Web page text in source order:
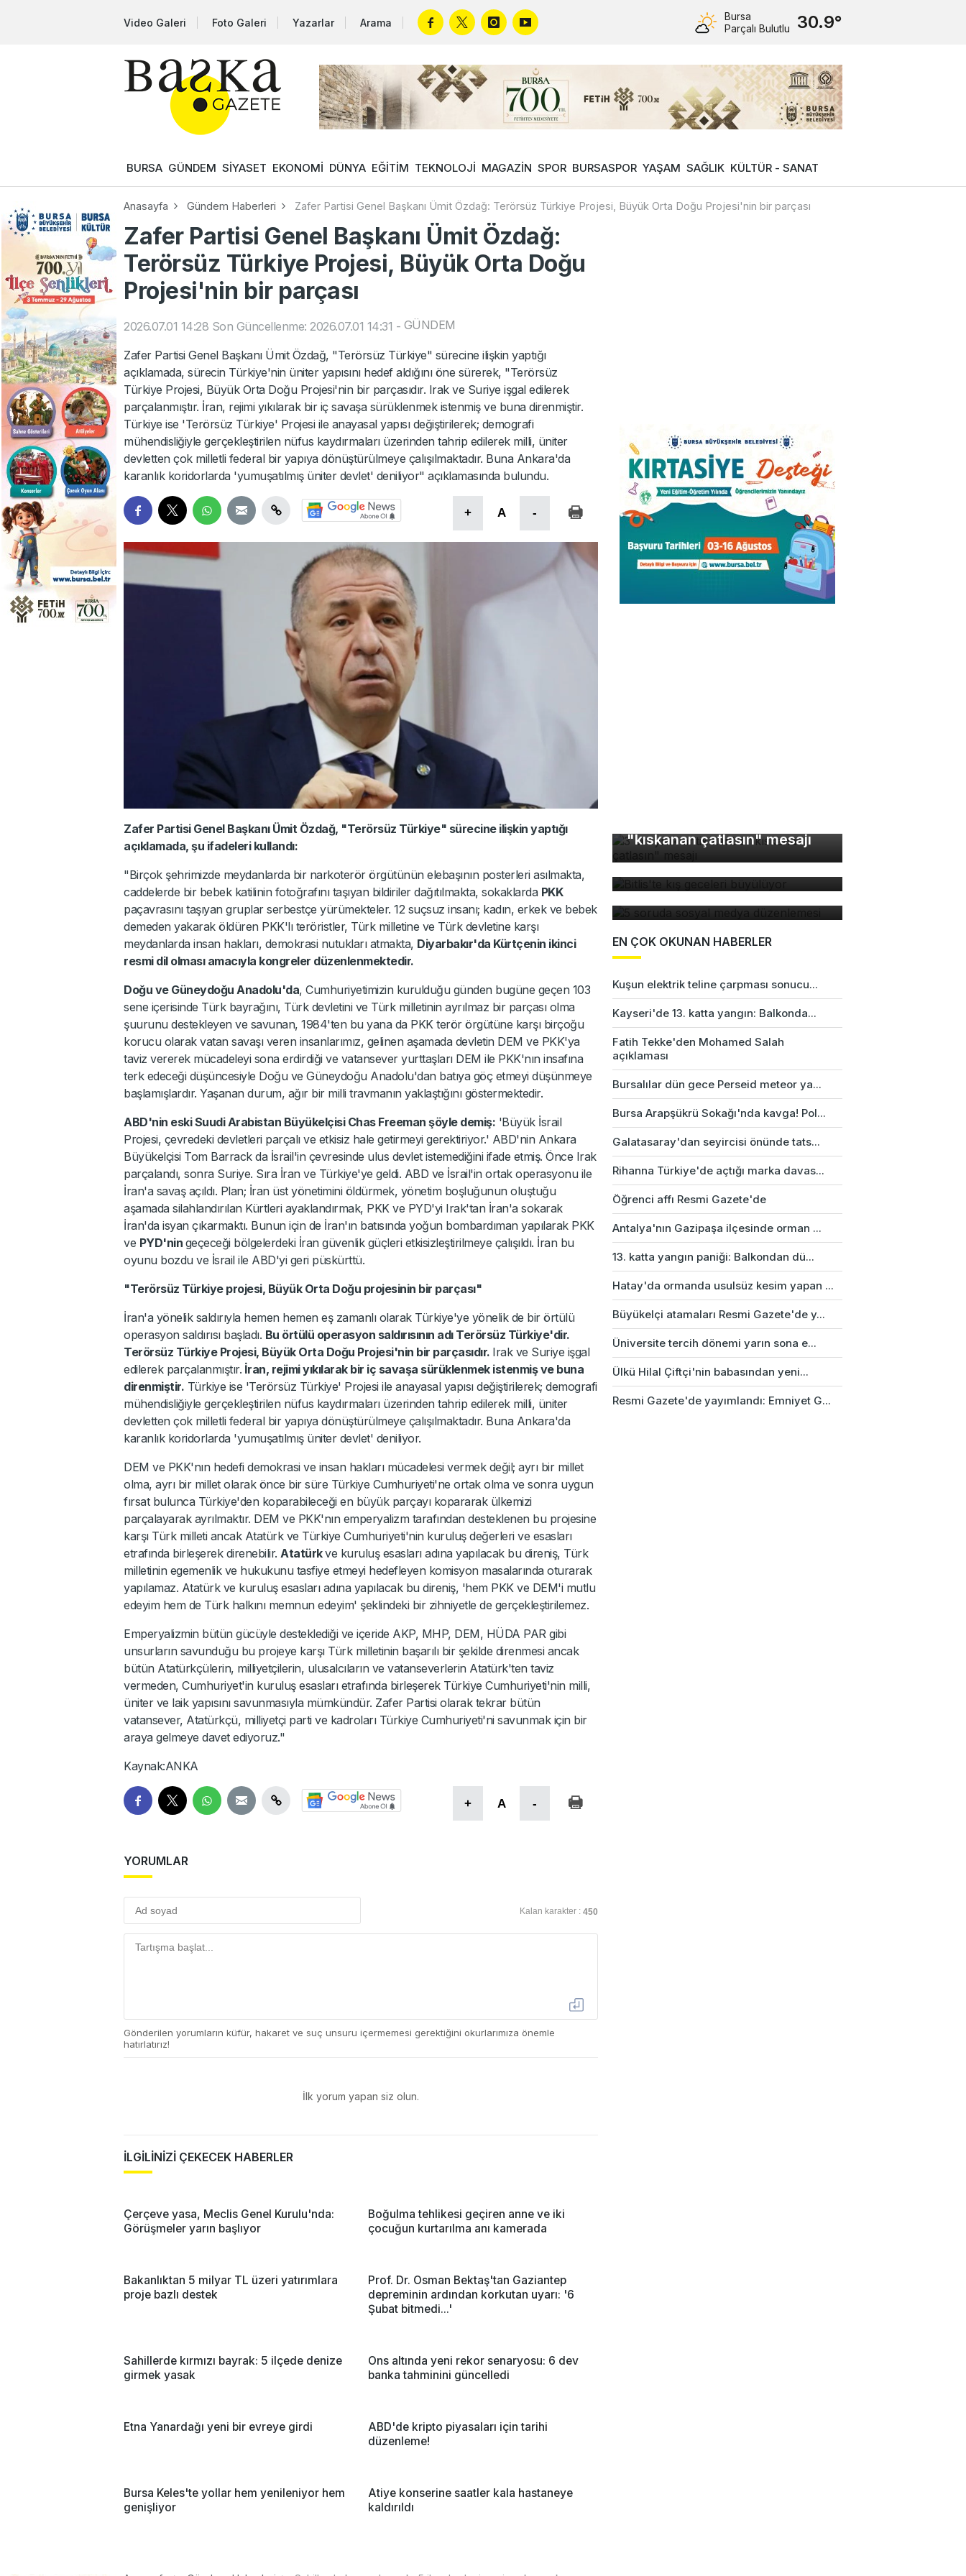
Video Galeri Foto Galeri Yazarlar Arama
Bursa
Parçalı Bulutlu
30.9°
BURSA GÜNDEM SİYASET EKONOMİ DÜNYA EĞİTİM TEKNOLOJİ MAGAZİN SPOR BURSASPOR YAŞAM SAĞLIK KÜLTÜR - SANAT
Anasayfa Gündem Haberleri Zafer Partisi Genel Başkanı Ümit Özdağ: Terörsüz Türkiye Projesi, Büyük Orta Doğu Projesi'nin bir parçası
Zafer Partisi Genel Başkanı Ümit Özdağ:
Terörsüz Türkiye Projesi, Büyük Orta Doğu
Projesi'nin bir parçası
2026.07.01 14:28 Son Güncellenme: 2026.07.01 14:31 - GÜNDEM
Zafer Partisi Genel Başkanı Ümit Özdağ, "Terörsüz Türkiye" sürecine ilişkin yaptığı
açıklamada, sürecin Türkiye'nin üniter yapısını hedef aldığını öne sürerek, "Terörsüz
Türkiye Projesi, Büyük Orta Doğu Projesi'nin bir parçasıdır. Irak ve Suriye işgal edilerek
parçalanmıştır. İran, rejimi yıkılarak bir iç savaşa sürüklenmek istenmiş ve buna direnmiştir.
Türkiye ise 'Terörsüz Türkiye' Projesi ile anayasal yapısı değiştirilerek; demografi
mühendisliğiyle gerçekleştirilen nüfus kaydırmaları üzerinden tahrip edilerek milli, üniter
devletten çok milletli federal bir yapıya dönüştürülmeye çalışılmaktadır. Buna Ankara'da
karanlık koridorlarda 'yumuşatılmış üniter devlet' deniliyor" açıklamasında bulundu.
+ A -
Zafer Partisi Genel Başkanı Ümit Özdağ, "Terörsüz Türkiye" sürecine ilişkin yaptığı
açıklamada, şu ifadeleri kullandı:
"Birçok şehrimizde meydanlarda bir narkoterör örgütünün elebaşının posterleri asılmakta,
caddelerde bir bebek katilinin fotoğrafını taşıyan bildiriler dağıtılmakta, sokaklarda PKK
paçavrasını taşıyan gruplar serbestçe yürümekteler. 12 suçsuz insanı; kadın, erkek ve bebek
demeden yakarak öldüren PKK'lı teröristler, Türk milletine ve Türk devletine karşı
meydanlarda insan hakları, demokrasi nutukları atmakta, Diyarbakır'da Kürtçenin ikinci
resmi dil olması amacıyla kongreler düzenlenmektedir.
Doğu ve Güneydoğu Anadolu'da, Cumhuriyetimizin kurulduğu günden bugüne geçen 103
sene içerisinde Türk bayrağını, Türk devletini ve Türk milletinin ayrılmaz bir parçası olma
şuurunu destekleyen ve savunan, 1984'ten bu yana da PKK terör örgütüne karşı birçoğu
korucu olarak vatan savaşı veren insanlarımız, gelinen aşamada devletin DEM ve PKK'ya
taviz vererek mücadeleyi sona erdirdiği ve vatansever yurttaşları DEM ile PKK'nın insafına
terk edeceği düşüncesiyle Doğu ve Güneydoğu Anadolu'dan batıya göç etmeyi düşünmeye
başlamışlardır. Yaşanan durum, ağır bir milli travmanın yaklaştığını göstermektedir.
ABD'nin eski Suudi Arabistan Büyükelçisi Chas Freeman şöyle demiş: 'Büyük İsrail
Projesi, çevredeki devletleri parçalı ve etkisiz hale getirmeyi gerektiriyor.' ABD'nin Ankara
Büyükelçisi Tom Barrack da İsrail'in çevresinde ulus devlet istemediğini ifade etmiş. Önce Irak
parçalandı, sonra Suriye. Sıra İran ve Türkiye'ye geldi. ABD ve İsrail'in ortak operasyonu ile
İran'a savaş açıldı. Plan; İran üst yönetimini öldürmek, yönetim boşluğunun oluştuğu
aşamada silahlandırılan Kürtleri ayaklandırmak, PKK ve PYD'yi Irak'tan İran'a sokarak
İran'da isyan çıkarmaktı. Bunun için de İran'ın batısında yoğun bombardıman yapılarak PKK
ve PYD'nin geçeceği bölgelerdeki İran güvenlik güçleri etkisizleştirilmeye çalışıldı. İran bu
oyunu bozdu ve İsrail ile ABD'yi geri püskürttü.
"Terörsüz Türkiye projesi, Büyük Orta Doğu projesinin bir parçası"
İran'a yönelik saldırıyla hemen hemen eş zamanlı olarak Türkiye'ye yönelik de bir örtülü
operasyon saldırısı başladı. Bu örtülü operasyon saldırısının adı Terörsüz Türkiye'dir.
Terörsüz Türkiye Projesi, Büyük Orta Doğu Projesi'nin bir parçasıdır. Irak ve Suriye işgal
edilerek parçalanmıştır. İran, rejimi yıkılarak bir iç savaşa sürüklenmek istenmiş ve buna
direnmiştir. Türkiye ise 'Terörsüz Türkiye' Projesi ile anayasal yapısı değiştirilerek; demografi
mühendisliğiyle gerçekleştirilen nüfus kaydırmaları üzerinden tahrip edilerek milli, üniter
devletten çok milletli federal bir yapıya dönüştürülmeye çalışılmaktadır. Buna Ankara'da
karanlık koridorlarda 'yumuşatılmış üniter devlet' deniliyor.
DEM ve PKK'nın hedefi demokrasi ve insan hakları mücadelesi vermek değil; ayrı bir millet
olma, ayrı bir millet olarak önce bir süre Türkiye Cumhuriyeti'ne ortak olma ve sonra uygun
fırsat bulunca Türkiye'den koparabileceği en büyük parçayı kopararak ülkemizi
parçalayarak ayrılmaktır. DEM ve PKK'nın emperyalizm tarafından desteklenen bu projesine
karşı Türk milleti ancak Atatürk ve Türkiye Cumhuriyeti'nin kuruluş değerleri ve esasları
etrafında birleşerek direnebilir. Atatürkve kuruluş esasları adına yapılacak bu direniş, Türk
milletinin egemenlik ve hukukunu tasfiye etmeyi hedefleyen komisyon masalarında oturarak
yapılamaz. Atatürk ve kuruluş esasları adına yapılacak bu direniş, 'hem PKK ve DEM'i mutlu
edeyim hem de Türk halkını memnun edeyim' şeklindeki bir zihniyetle de gerçekleştirilemez.
Emperyalizmin bütün gücüyle desteklediği ve içeride AKP, MHP, DEM, HÜDA PAR gibi
unsurların savunduğu bu projeye karşı Türk milletinin başarılı bir şekilde direnmesi ancak
bütün Atatürkçülerin, milliyetçilerin, ulusalcıların ve vatanseverlerin Atatürk'ten taviz
vermeden, Cumhuriyet'in kuruluş esasları etrafında birleşerek Türkiye Cumhuriyeti'nin milli,
üniter ve laik yapısını savunmasıyla mümkündür. Zafer Partisi olarak tekrar bütün
vatansever, Atatürkçü, milliyetçi parti ve kadroları Türkiye Cumhuriyeti'ni savunmak için bir
araya gelmeye davet ediyoruz."
Kaynak:ANKA
+ A -
YORUMLAR
Kalan karakter : 450
Gönderilen yorumların küfür, hakaret ve suç unsuru içermemesi gerektiğini okurlarımıza önemle
hatırlatırız!
İlk yorum yapan siz olun.
İLGİLİNİZİ ÇEKECEK HABERLER
Çerçeve yasa, Meclis Genel Kurulu'nda:
Görüşmeler yarın başlıyor
Boğulma tehlikesi geçiren anne ve iki
çocuğun kurtarılma anı kamerada
Bakanlıktan 5 milyar TL üzeri yatırımlara
proje bazlı destek
Prof. Dr. Osman Bektaş'tan Gaziantep
depreminin ardından korkutan uyarı: '6
Şubat bitmedi...'
Sahillerde kırmızı bayrak: 5 ilçede denize
girmek yasak
Ons altında yeni rekor senaryosu: 6 dev
banka tahminini güncelledi
Etna Yanardağı yeni bir evreye girdi
ABD'de kripto piyasaları için tarihi
düzenleme!
Bursa Keles'te yollar hem yenileniyor hem
genişliyor
Atiye konserine saatler kala hastaneye
kaldırıldı
"kıskanan çatlasın" mesajı
Bitlis'te kış geceleri
büyülüyor
5 soruda sosyal medya
düzenlemesi
EN ÇOK OKUNAN HABERLER
Kuşun elektrik teline çarpması sonucu...
Kayseri'de 13. katta yangın: Balkonda...
Fatih Tekke'den Mohamed Salah
açıklaması
Bursalılar dün gece Perseid meteor ya...
Bursa Arapşükrü Sokağı'nda kavga! Pol...
Galatasaray'dan seyircisi önünde tats...
Rihanna Türkiye'de açtığı marka davas...
Öğrenci affı Resmi Gazete'de
Antalya'nın Gazipaşa ilçesinde orman ...
13. katta yangın paniği: Balkondan dü...
Hatay'da ormanda usulsüz kesim yapan ...
Büyükelçi atamaları Resmi Gazete'de y...
Üniversite tercih dönemi yarın sona e...
Ülkü Hilal Çiftçi'nin babasından yeni...
Resmi Gazete'de yayımlandı: Emniyet G...